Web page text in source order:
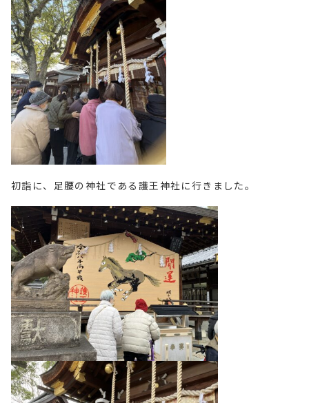
初詣に、足腰の神社である護王神社に行きました。